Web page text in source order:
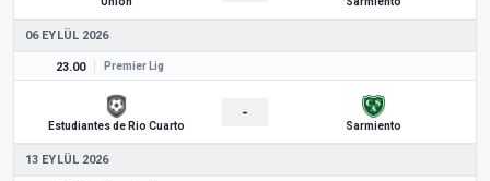
06 EYLÜL 2026
23.00 Premier Lig
Estudiantes de Rio Cuarto
-
Sarmiento
13 EYLÜL 2026